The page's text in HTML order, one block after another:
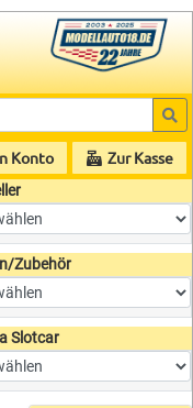
Konto Zur Kasse
Zubehör
Slotcar